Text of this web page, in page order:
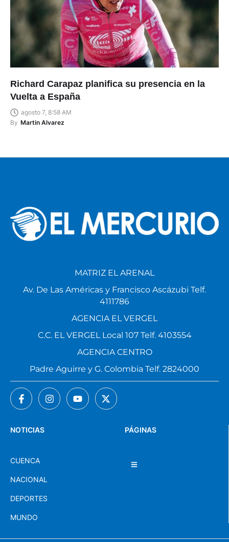
Richard Carapaz planifica su presencia en la
Vuelta a España
agosto 7, 8:58 AM
By Martin Alvarez
PÁGINAS
NOTICIAS
CUENCA
NACIONAL
DEPORTES
MUNDO
MATRIZ EL ARENAL
Av. De Las Américas y Francisco Ascázubi Telf.
4111786
AGENCIA EL VERGEL
C.C. EL VERGEL Local 107 Telf. 4103554
AGENCIA CENTRO
Padre Aguirre y G. Colombia Telf. 2824000